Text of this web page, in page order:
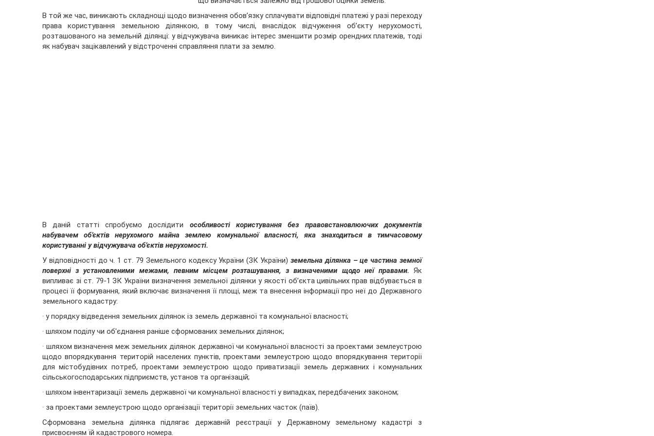
В той же час, виникають складнощі щодо визначення обов’язку сплачувати відповідні платежі у разі переходу
права користування земельною ділянкою, в тому числі, внаслідок відчуження об’єкту нерухомості,
розташованого на земельній ділянці: у відчужувача виникає інтерес зменшити розмір орендних платежів, тоді
як набувач зацікавлений у відстроченні справляння плати за землю.
В даній статті спробуємо дослідити особливості користування без правовстановлюючих документів
набувачем об’єктів нерухомого майна землею комунальної власності, яка знаходиться в тимчасовому
користуванні у відчужувача об’єктів нерухомості.
У відповідності до ч. 1 ст. 79 Земельного кодексу України (ЗК України) земельна ділянка – це частина земної
поверхні з установленими межами, певним місцем розташування, з визначеними щодо неї правами. Як
випливає зі ст. 79-1 ЗК України визначення земельної ділянки у якості об’єкта цивільних прав відбувається в
процесі її формування, який включає визначення її площі, меж та внесення інформації про неї до Державного
земельного кадастру:
· у порядку відведення земельних ділянок із земель державної та комунальної власності;
· шляхом поділу чи об'єднання раніше сформованих земельних ділянок;
· шляхом визначення меж земельних ділянок державної чи комунальної власності за проектами землеустрою
щодо впорядкування територій населених пунктів, проектами землеустрою щодо впорядкування території
для містобудівних потреб, проектами землеустрою щодо приватизації земель державних і комунальних
сільськогосподарських підприємств, установ та організацій;
· шляхом інвентаризації земель державної чи комунальної власності у випадках, передбачених законом;
· за проектами землеустрою щодо організації території земельних часток (паїв).
Сформована земельна ділянка підлягає державній реєстрації у Державному земельному кадастрі з
присвоєнням їй кадастрового номера.